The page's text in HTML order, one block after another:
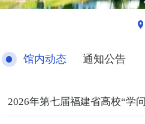
馆内动态 通知公告